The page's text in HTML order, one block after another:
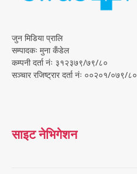
जुन मिडिया प्रालि
सम्पादकः मुना कँडेल
कम्पनी दर्ता नंः ३१२३७९/७९/८०
सञ्चार रजिष्ट्रार दर्ता नंः ००२०१/०७९/८०
साइट नेभिगेशन